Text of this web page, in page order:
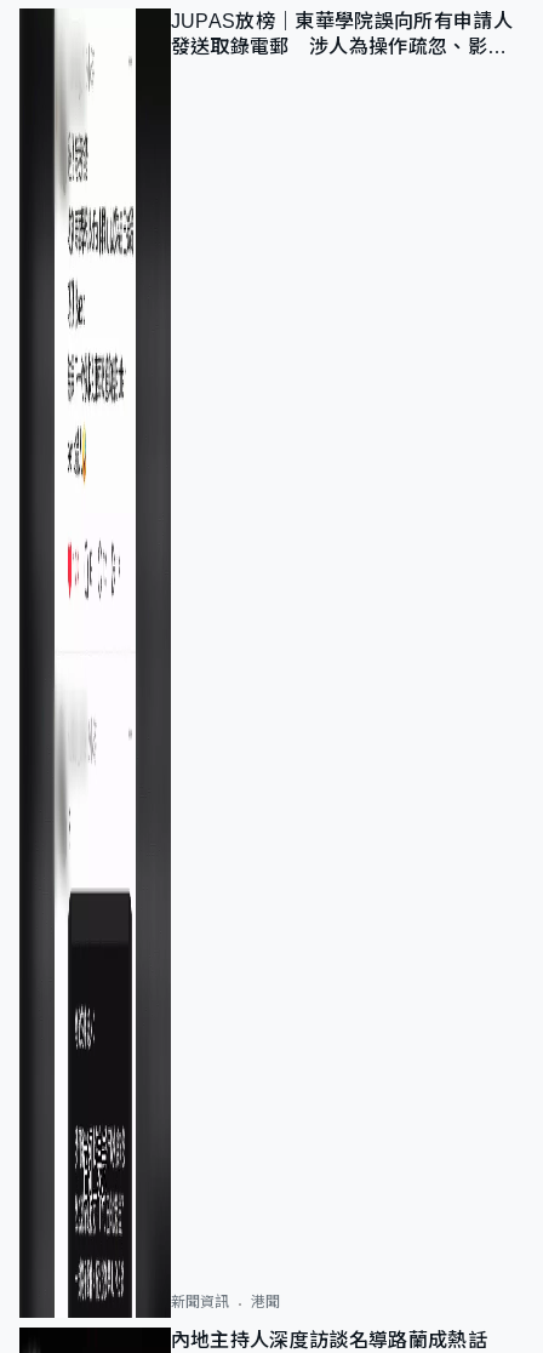
JUPAS放榜｜東華學院誤向所有申請人
發送取錄電郵 涉人為操作疏忽、影響
新聞資訊 港聞
內地主持人深度訪談名導路蘭成熱話